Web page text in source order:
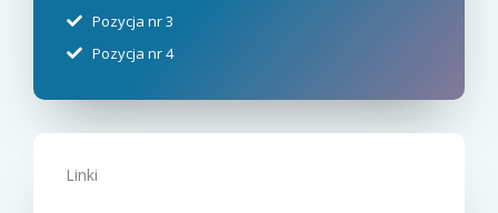
Pozycja nr 3
Pozycja nr 4
Linki